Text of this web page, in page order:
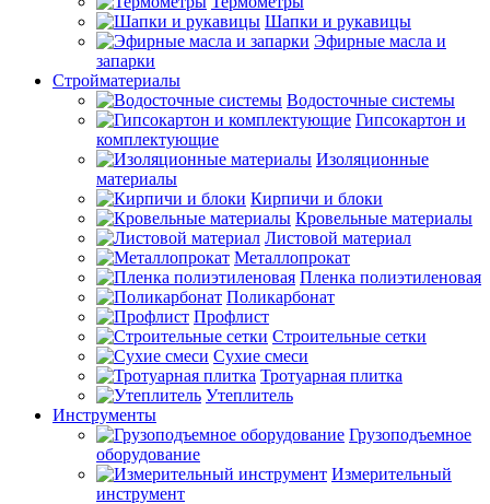
Шапки и рукавицы
Эфирные масла и
запарки
Стройматериалы
Водосточные системы
Гипсокартон и
комплектующие
Изоляционные
материалы
Кирпичи и блоки
Кровельные материалы
Листовой материал
Металлопрокат
Пленка полиэтиленовая
Поликарбонат
Профлист
Строительные сетки
Сухие смеси
Тротуарная плитка
Утеплитель
Инструменты
Грузоподъемное
оборудование
Измерительный
инструмент